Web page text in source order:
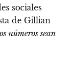
sociales
de Gillian
números sean